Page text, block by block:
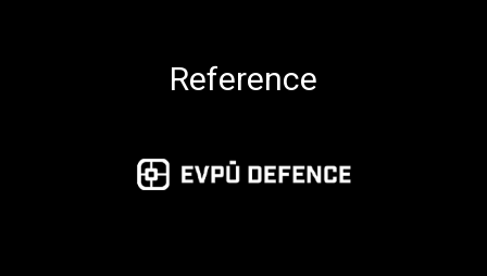
Reference